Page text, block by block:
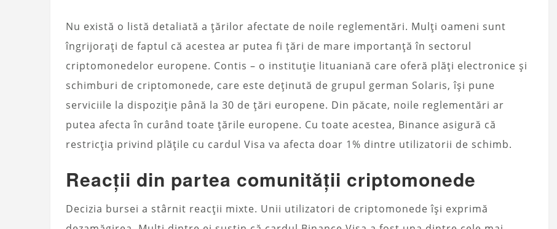
Nu există o listă detaliată a țărilor afectate de noile reglementări. Mulți oameni sunt
îngrijorați de faptul că acestea ar putea fi țări de mare importanță în sectorul
criptomonedelor europene. Contis – o instituție lituaniană care oferă plăți electronice și
schimburi de criptomonede, care este deținută de grupul german Solaris, își pune
serviciile la dispoziție până la 30 de țări europene. Din păcate, noile reglementări ar
putea afecta în curând toate țările europene. Cu toate acestea, Binance asigură că
restricția privind plățile cu cardul Visa va afecta doar 1% dintre utilizatorii de schimb.
Reacții din partea comunității criptomonede
Decizia bursei a stârnit reacții mixte. Unii utilizatori de criptomonede își exprimă